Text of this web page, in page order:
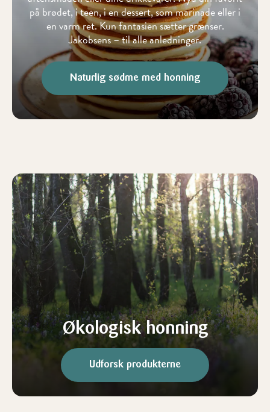
på brødet, i teen, i en dessert, som marinade eller i
en varm ret. Kun fantasien sætter grænser.
Jakobsens – til alle anledninger.
Naturlig sødme med honning
Økologisk honning
Udforsk produkterne